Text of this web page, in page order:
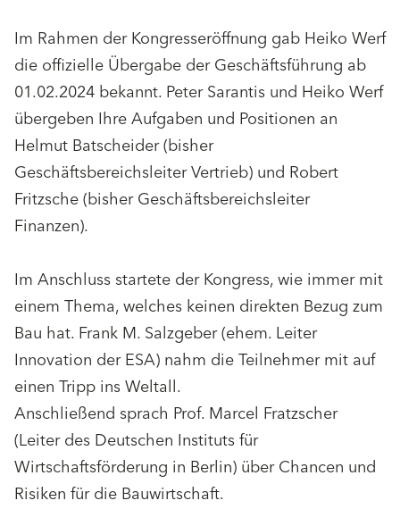
Im Rahmen der Kongresseröffnung gab Heiko Werf
die offizielle Übergabe der Geschäftsführung ab
01.02.2024 bekannt. Peter Sarantis und Heiko Werf
übergeben Ihre Aufgaben und Positionen an
Helmut Batscheider (bisher
Geschäftsbereichsleiter Vertrieb) und Robert
Fritzsche (bisher Geschäftsbereichsleiter
Finanzen).
Im Anschluss startete der Kongress, wie immer mit
einem Thema, welches keinen direkten Bezug zum
Bau hat. Frank M. Salzgeber (ehem. Leiter
Innovation der ESA) nahm die Teilnehmer mit auf
einen Tripp ins Weltall.
Anschließend sprach Prof. Marcel Fratzscher
(Leiter des Deutschen Instituts für
Wirtschaftsförderung in Berlin) über Chancen und
Risiken für die Bauwirtschaft.